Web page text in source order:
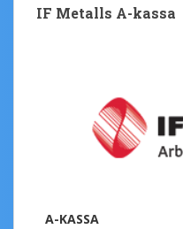
IF Metalls A-kassa
A-KASSA